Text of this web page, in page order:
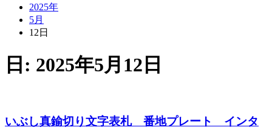
2025年
5月
12日
日: 2025年5月12日
いぶし真鍮切り文字表札 番地プレート インタ